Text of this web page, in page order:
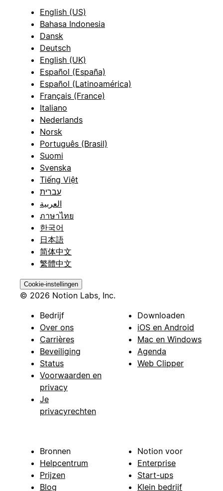
English (US)
Bahasa Indonesia
Dansk
Deutsch
English (UK)
Español (España)
Español (Latinoamérica)
Français (France)
Italiano
Nederlands
Norsk
Português (Brasil)
Suomi
Svenska
Tiếng Việt
עברית
العربية
ภาษาไทย
한국어
日本語
简体中文
繁體中文
Cookie-instellingen
© 2026 Notion Labs, Inc.
Bedrijf
Over ons
Carrières
Beveiliging
Status
Voorwaarden en
privacy
Je
privacyrechten
Downloaden
iOS en Android
Mac en Windows
Agenda
Web Clipper
Bronnen
Helpcentrum
Prijzen
Blog
Notion voor
Enterprise
Start-ups
Klein bedrijf